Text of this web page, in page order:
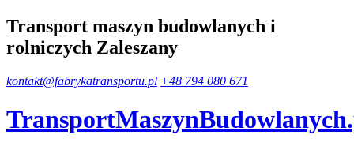
Transport maszyn budowlanych i
rolniczych Zaleszany
kontakt@fabrykatransportu.pl +48 794 080 671
TransportMaszynBudowlanych